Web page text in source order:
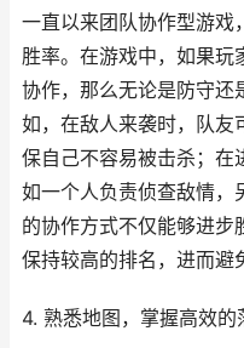
一直以来团队协作型游戏
胜率。在游戏中，如果玩
协作，那么无论是防守还
如，在敌人来袭时，队友
保自己不容易被击杀；在
如一个人负责侦查敌情，
的协作方式不仅能够进步
保持较高的排名，进而避
4. 熟悉地图，掌握高效的